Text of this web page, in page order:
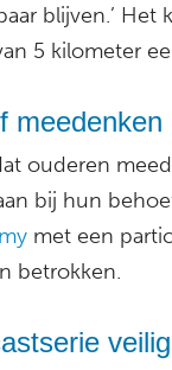
blijven.’
5 kilometer
ouderen
bij hun
met een
betrokken.